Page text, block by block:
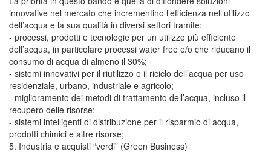
innovative nel mercato che incrementino l’efficienza nell’utilizzo
dell’acqua e la sua qualità in diversi settori tramite:
- processi, prodotti e tecnologie per un utilizzo più efficiente
dell’acqua, in particolare processi water free e/o che riducano il
consumo di acqua di almeno il 30%;
- sistemi innovativi per il riutilizzo e il riciclo dell’acqua per uso
residenziale, urbano, industriale e agricolo;
- miglioramento dei metodi di trattamento dell’acqua, incluso il
recupero delle risorse;
- sistemi intelligenti di distribuzione per il risparmio di acqua,
prodotti chimici e altre risorse;
5. Industria e acquisti “verdi” (Green Business)